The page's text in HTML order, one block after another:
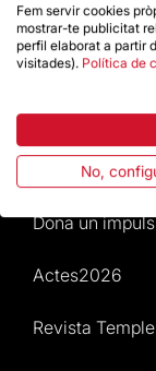
Atenció al
Normativa i
Notícies i
Agenda
Dona un impuls
Actes2026
Revista
Fem servir cookies
mostrar-te publicitat
perfil elaborat a partir
visitades). Política de
No,